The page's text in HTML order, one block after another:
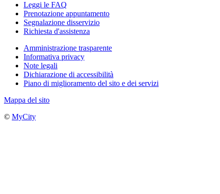
Leggi le FAQ
Prenotazione appuntamento
Segnalazione disservizio
Richiesta d'assistenza
Amministrazione trasparente
Informativa privacy
Note legali
Dichiarazione di accessibilità
Piano di miglioramento del sito e dei servizi
Mappa del sito
© MyCity